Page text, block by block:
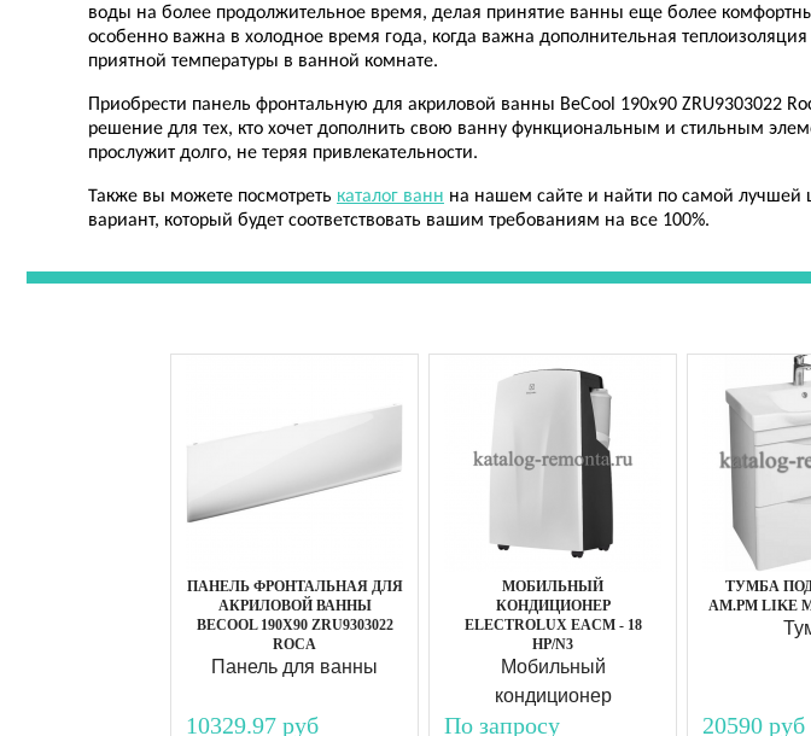
воды на более продолжительное время, делая принятие ванны еще более
особенно важна в холодное время года, когда важна дополнительная
приятной температуры в ванной комнате.
Приобрести панель фронтальную для акриловой ванны BeCool 190х90 ZRU9303022
решение для тех, кто хочет дополнить свою ванну функциональным и стильным
прослужит долго, не теряя привлекательности.
Также вы можете посмотреть каталог ванн на нашем сайте и найти по самой лучшей
вариант, который будет соответствовать вашим требованиям на все 100%.
ПАНЕЛЬ ФРОНТАЛЬНАЯ ДЛЯ
АКРИЛОВОЙ ВАННЫ
BECOOL 190Х90 ZRU9303022
ROCA
Панель для ванны
10329.97 руб
МОБИЛЬНЫЙ
КОНДИЦИОНЕР
ELECTROLUX EACM - 18
НP/N3
Мобильный
кондиционер
По запросу
ТУМБА
AM.PM LIKE
20590 руб